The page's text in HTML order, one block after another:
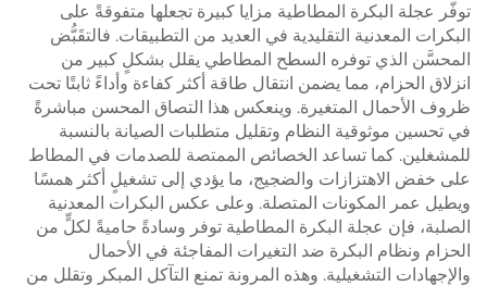
توفّر عجلة البكرة المطاطية مزايا كبيرة تجعلها متفوقةً على
البكرات المعدنية التقليدية في العديد من التطبيقات. فالتقَبُّض
المحسَّن الذي توفره السطح المطاطي يقلل بشكلٍ كبير من
انزلاق الحزام، مما يضمن انتقال طاقة أكثر كفاءة وأداءً ثابتًا تحت
ظروف الأحمال المتغيرة. وينعكس هذا التصاق المحسن مباشرةً
في تحسين موثوقية النظام وتقليل متطلبات الصيانة بالنسبة
للمشغلين. كما تساعد الخصائص الممتصة للصدمات في المطاط
على خفض الاهتزازات والضجيج، ما يؤدي إلى تشغيلٍ أكثر همسًا
ويطيل عمر المكونات المتصلة. وعلى عكس البكرات المعدنية
الصلبة، فإن عجلة البكرة المطاطية توفر وسادةً حاميةً لكلٍّ من
الحزام ونظام البكرة ضد التغيرات المفاجئة في الأحمال
والإجهادات التشغيلية. وهذه المرونة تمنع التآكل المبكر وتقلل من